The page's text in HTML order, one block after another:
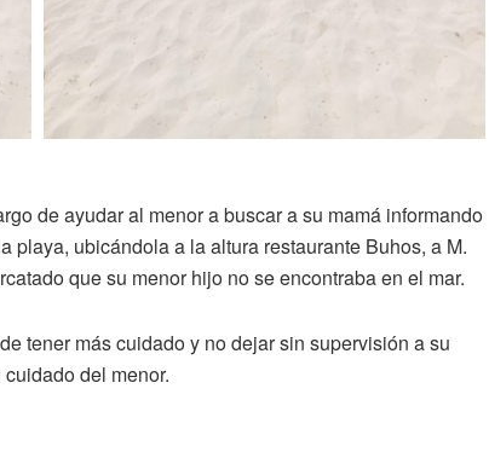
de ayudar al menor a buscar a su mamá informando
playa, ubicándola a la altura restaurante Buhos, a M.
que su menor hijo no se encontraba en el mar.
tener más cuidado y no dejar sin supervisión a su
del menor.